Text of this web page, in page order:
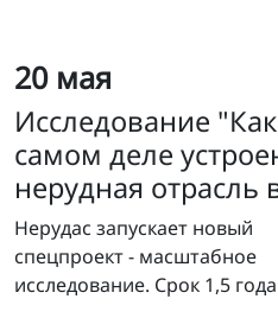
20 мая
Исследование
самом деле
нерудная отрасль
Нерудас запускает новый
спецпроект - масштабное
исследование. Срок 1,5